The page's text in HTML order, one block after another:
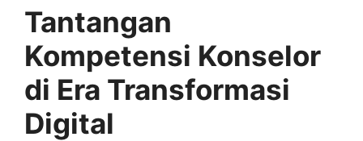
Tantangan
Kompetensi Konselor
di Era Transformasi
Digital